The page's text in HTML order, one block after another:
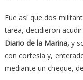
Fue así que dos
tarea, decidieron
Diario de la Marina, y
con cortesía y,
mediante un cheque,